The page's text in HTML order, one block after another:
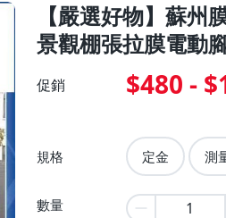
【嚴選好物】蘇
景觀棚張拉膜電動
促銷 $480 -
規格 定金 測
數量